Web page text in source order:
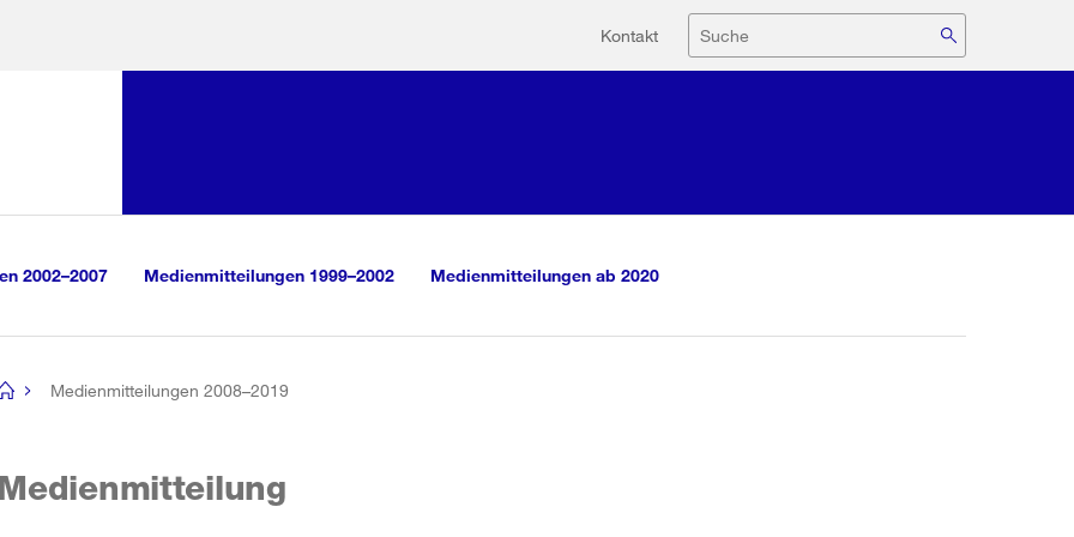
Hilfsnavigation
Kontakt Suche
2002–2007 Medienmitteilungen 1999–2002 Medienmitteilungen ab 2020
Medienmitteilungen 2008–2019